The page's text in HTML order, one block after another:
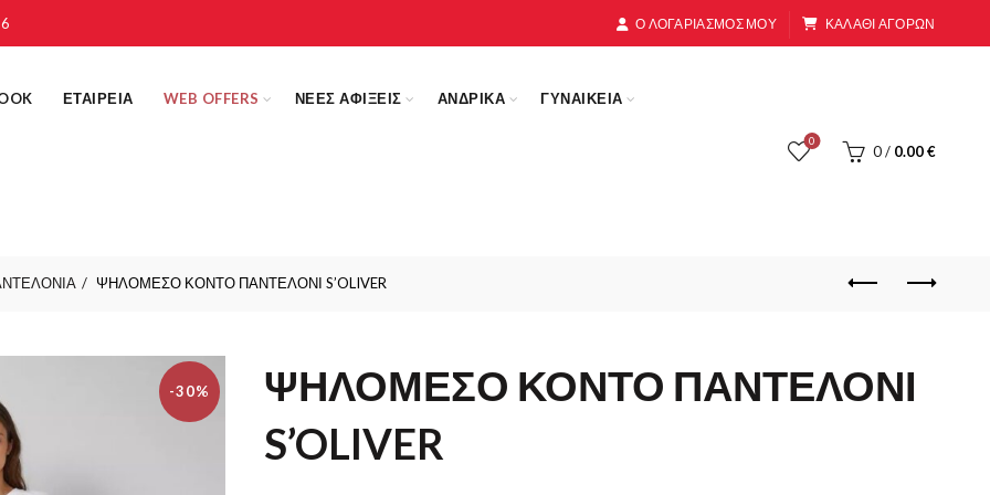
Ο ΛΟΓΑΡΙΑΣΜΟΣ ΜΟΥ ΚΑΛΑΘΙ ΑΓΟΡΩΝ
ΕΤΑΙΡΕΙΑ WEB OFFERS ΝΕΕΣ ΑΦΙΞΕΙΣ ΑΝΔΡΙΚΑ ΓΥΝΑΙΚΕΙΑ
0
0 / 0.00€
ΨΗΛΟΜΕΣΟ ΚΟΝΤΟ ΠΑΝΤΕΛΟΝΙ S’OLIVER
-30%
ΨΗΛΟΜΕΣΟ ΚΟΝΤΟ ΠΑΝΤΕΛΟΝΙ
S’OLIVER